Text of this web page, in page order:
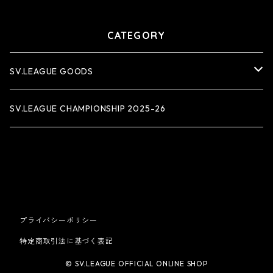
CATEGORY
SV.LEAGUE GOODS
アパレル
SV.LEAGUE CHAMPIONSHIP 2025-26
プライバシーポリシー
特定商取引法に基づく表記
© SV.LEAGUE OFFICIAL ONLINE SHOP